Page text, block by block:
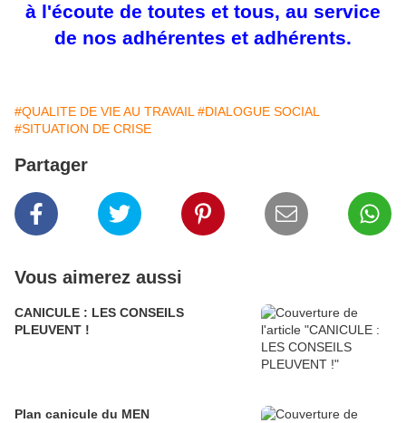
à l'écoute de toutes et tous, au service
de nos adhérentes et adhérents.
#QUALITE DE VIE AU TRAVAIL #DIALOGUE SOCIAL
#SITUATION DE CRISE
Partager
Vous aimerez aussi
CANICULE : LES CONSEILS
PLEUVENT !
Plan canicule du MEN